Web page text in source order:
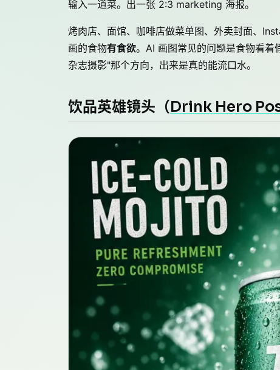
输入一道菜。出一张 2:3 marketing 海报。
烤肉店、面馆、咖啡店做菜单图、外卖封面、
画的食物有食欲。AI 画图常见的问题是食物看
杂志摄影"那个方向，出来是真的能流口水。
饮品英雄镜头（Drink Hero